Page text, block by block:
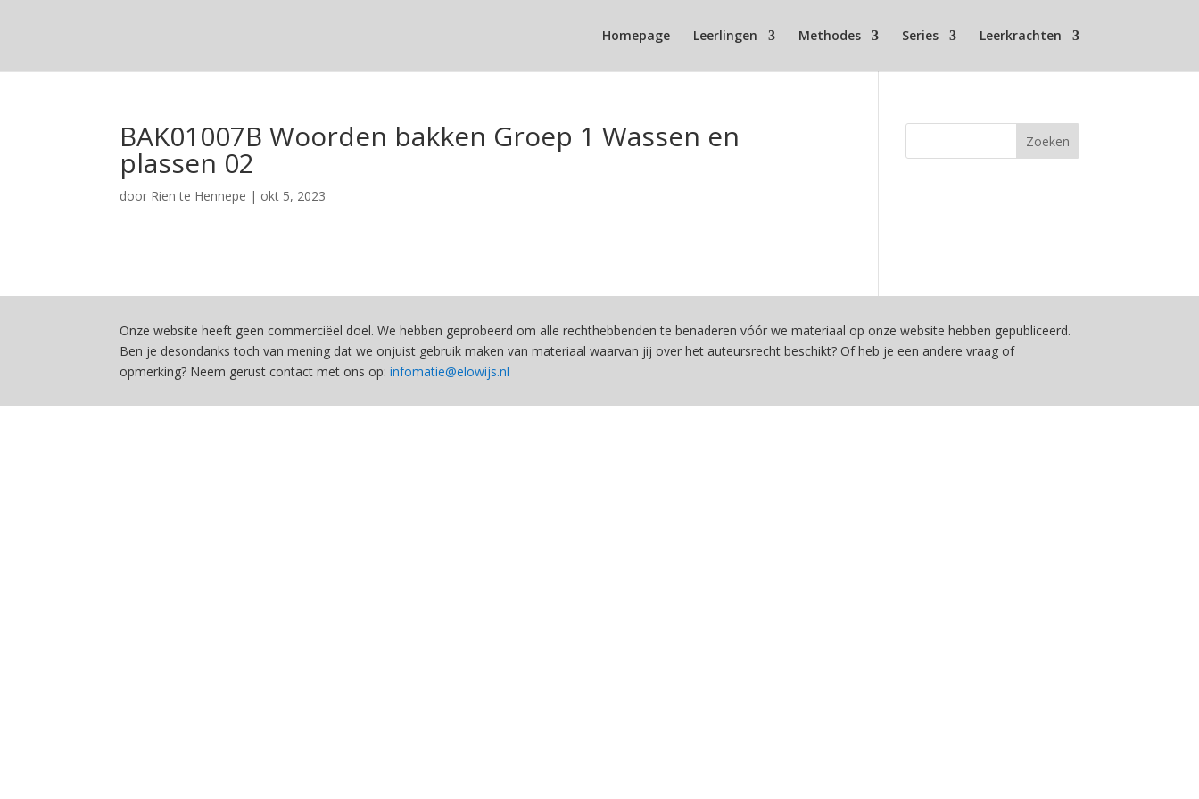
Homepage Leerlingen Methodes Series Leerkrachten
BAK01007B Woorden bakken Groep 1 Wassen en
plassen 02
door Rien te Hennepe | okt 5, 2023
Onze website heeft geen commerciëel doel. We hebben geprobeerd om alle rechthebbenden te benaderen vóór we materiaal op onze website hebben gepubliceerd.
Ben je desondanks toch van mening dat we onjuist gebruik maken van materiaal waarvan jij over het auteursrecht beschikt? Of heb je een andere vraag of
opmerking? Neem gerust contact met ons op:infomatie@elowijs.nl